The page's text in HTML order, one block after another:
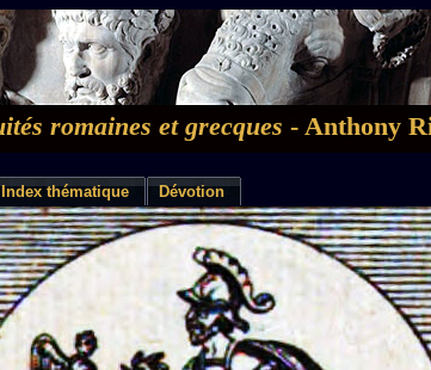
romaines et grecques - Anthony
Index thématique Dévotion